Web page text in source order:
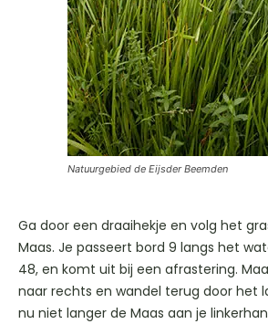
Natuurgebied de Eijsder Beemden
Ga door een draaihekje en volg het
Maas. Je passeert bord 9 langs het
48, en komt uit bij een afrastering.
naar rechts en wandel terug door het
nu niet langer de Maas aan je